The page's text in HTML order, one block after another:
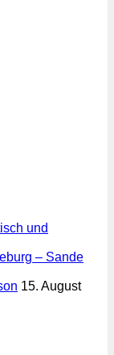
und
– Sande
15. August